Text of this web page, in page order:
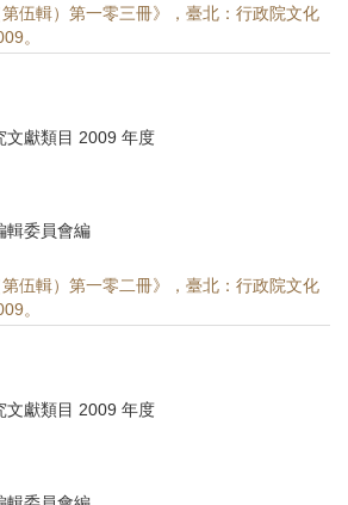
第伍輯）第一零三冊》，臺北：行政院文化
。
文獻類目 2009 年度
輯委員會編
第伍輯）第一零二冊》，臺北：行政院文化
。
文獻類目 2009 年度